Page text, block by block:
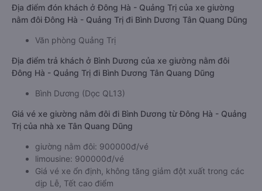
Địa điểm đón khách ở Đông Hà - Quảng Trị của xe giường
nằm đôi Đông Hà - Quảng Trị đi Bình Dương Tân Quang Dũng
Văn phòng Quảng Trị
Địa điểm trả khách ở Bình Dương của xe giường nằm đôi
Đông Hà - Quảng Trị đi Bình Dương Tân Quang Dũng
Bình Dương (Dọc QL13)
Giá vé xe giường nằm đôi đi Bình Dương từ Đông Hà - Quảng
Trị của nhà xe Tân Quang Dũng
giường nằm đôi: 900000đ/vé
limousine: 900000đ/vé
Giá vé xe ổn định, không tăng giảm đột xuất trong các
dịp Lễ, Tết cao điểm